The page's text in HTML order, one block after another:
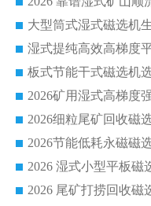
2026 尾矿打捞回收磁